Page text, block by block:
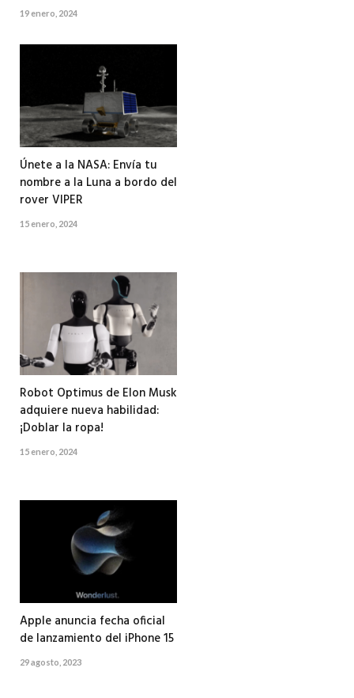
19 enero, 2024
Únete a la NASA: Envía tu
nombre a la Luna a bordo del
rover VIPER
15 enero, 2024
Robot Optimus de Elon Musk
adquiere nueva habilidad:
¡Doblar la ropa!
15 enero, 2024
Apple anuncia fecha oficial
de lanzamiento del iPhone 15
29 agosto, 2023